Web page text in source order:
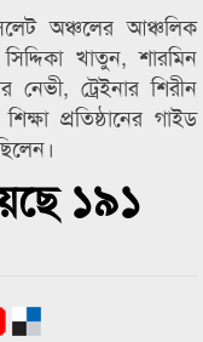
অঞ্চলের আঞ্চলিক
খাতুন, শারমিন
নেভী, ট্রেইনার শিরীন
প্রতিষ্ঠানের গাইড
১৯১